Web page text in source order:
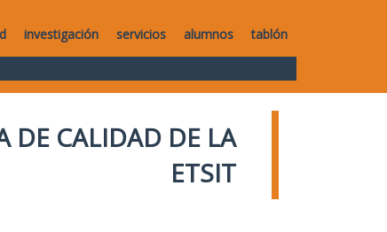
investigación servicios alumnos tablón
DE CALIDAD DE LA
ETSIT